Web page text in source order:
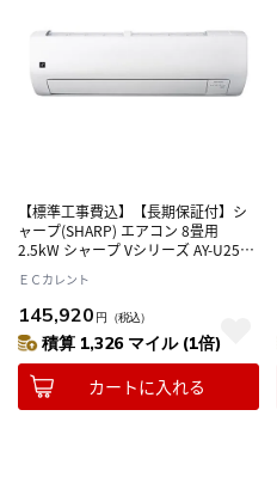
【標準工事費込】【長期保証付】シ
ャープ(SHARP) エアコン 8畳用
2.5kW シャープ Vシリーズ AY-U25V
ＥＣカレント
145,920 円 （税込）
積算 1,326 マイル (1倍)
カートに入れる